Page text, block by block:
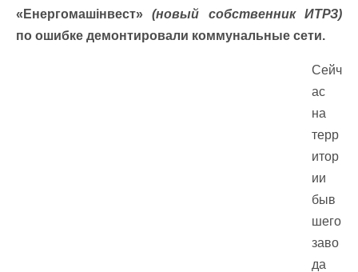
«Енергомашінвест»(новый собственник ИТРЗ)
по ошибке демонтировали коммунальные сети.
Сейч
ас
на
терр
итор
ии
быв
шего
заво
да